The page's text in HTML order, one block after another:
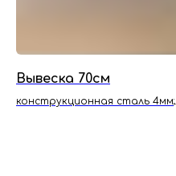
Вывеска 70см
конструкционная сталь 4мм;